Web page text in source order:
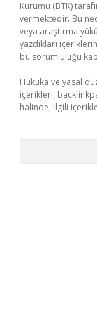
Kurumu (BTK)
vermektedir. Bu
veya araştırma
yazdıkları
bu sorumluluğu
Hukuka ve yasal
içerikleri,
halinde, ilgili